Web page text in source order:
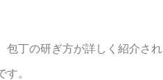
包丁の研ぎ方が詳しく紹介され
。